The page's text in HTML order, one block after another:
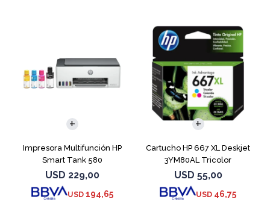
Impresora Multifunción HP
Smart Tank 580
USD 229,00
USD 194,65
Cartucho HP 667 XL Deskjet
3YM80AL Tricolor
USD 55,00
USD 46,75